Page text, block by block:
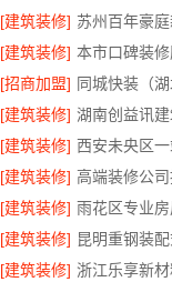
[建筑装修]
[建筑装修]
[招商加盟]
[建筑装修]
[建筑装修]
[建筑装修]
[建筑装修]
[建筑装修]
[建筑装修]